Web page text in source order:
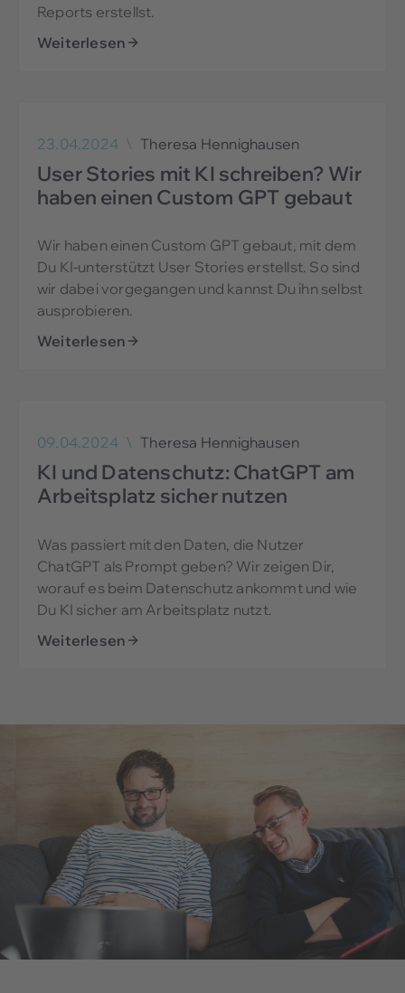
Reports erstellst.
Weiterlesen
23.04.2024 \ Theresa Hennighausen
User Stories mit KI schreiben? Wir
haben einen Custom GPT gebaut
Wir haben einen Custom GPT gebaut, mit dem
Du KI-unterstützt User Stories erstellst. So sind
wir dabei vorgegangen und kannst Du ihn selbst
ausprobieren.
Weiterlesen
09.04.2024 \ Theresa Hennighausen
KI und Datenschutz: ChatGPT am
Arbeitsplatz sicher nutzen
Was passiert mit den Daten, die Nutzer
ChatGPT als Prompt geben? Wir zeigen Dir,
worauf es beim Datenschutz ankommt und wie
Du KI sicher am Arbeitsplatz nutzt.
Weiterlesen